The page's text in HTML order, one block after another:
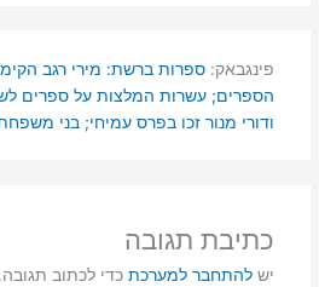
פינגבאק: ספרות ברשת: מירי רגב
הספרים; עשרות המלצות על ספרים
ודורי מנור זכו בפרס עמיחי; בני
כתיבת תגובה
יש להתחבר למערכתכדי לכתוב תגובה.